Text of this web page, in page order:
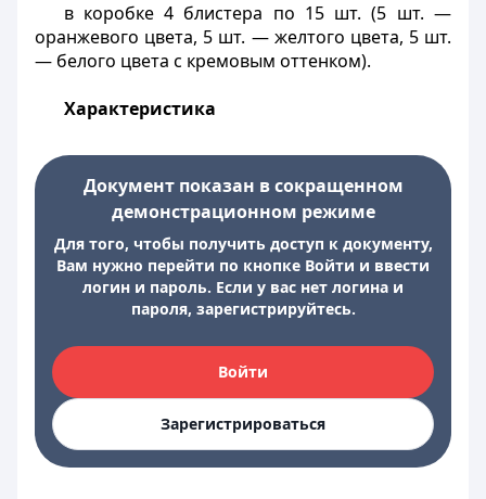
в коробке 4 блистера по 15 шт. (5 шт. —
оранжевого цвета, 5 шт. — желтого цвета, 5 шт.
— белого цвета с кремовым оттенком).
Характеристика
Документ показан в сокращенном
демонстрационном режиме
Для того, чтобы получить доступ к документу,
Вам нужно перейти по кнопке Войти и ввести
логин и пароль. Если у вас нет логина и
пароля, зарегистрируйтесь.
Войти
Зарегистрироваться